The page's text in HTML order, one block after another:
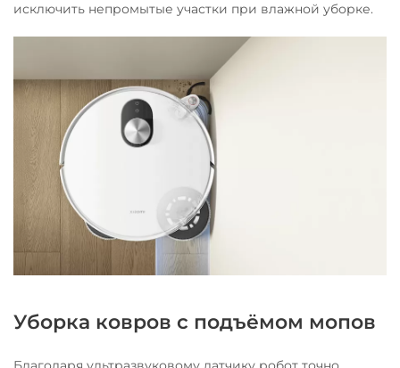
исключить непромытые участки при влажной уборке.
Уборка ковров с подъёмом мопов